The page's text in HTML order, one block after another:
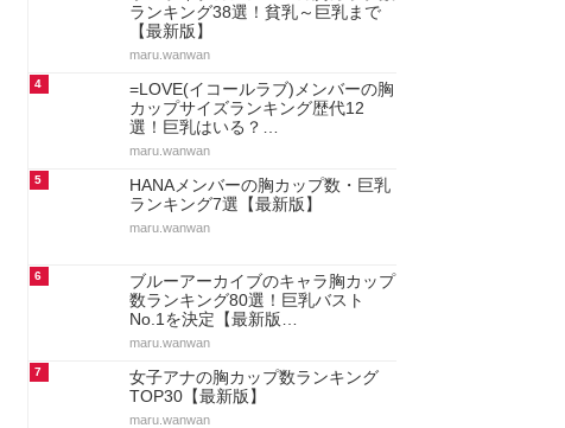
ランキング38選！貧乳～巨乳まで
【最新版】
maru.wanwan
4
=LOVE(イコールラブ)メンバーの胸
カップサイズランキング歴代12
選！巨乳はいる？…
maru.wanwan
5
HANAメンバーの胸カップ数・巨乳
ランキング7選【最新版】
maru.wanwan
6
ブルーアーカイブのキャラ胸カップ
数ランキング80選！巨乳バスト
No.1を決定【最新版…
maru.wanwan
7
女子アナの胸カップ数ランキング
TOP30【最新版】
maru.wanwan